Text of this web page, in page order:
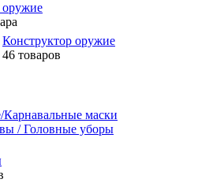
Конструктор оружие
46 товаров
Карнавальные маски
/ Головные уборы